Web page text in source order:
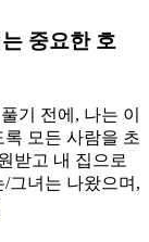
중요한 호
기 전에, 나는 이
모든 사람을 초
받고 내 집으로
그녀는 나왔으며,